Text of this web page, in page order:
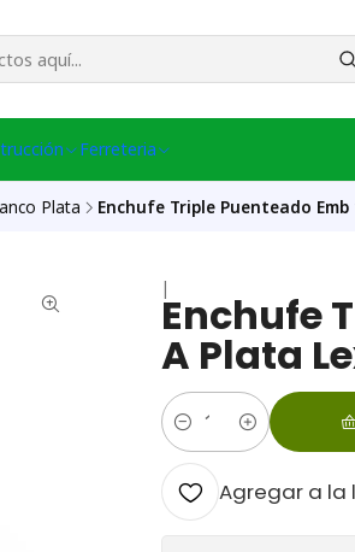
Ferreteria
Plata Enchufe Triple Puenteado
|
Enchufe
A Plata
Cantidad
Agregar a la